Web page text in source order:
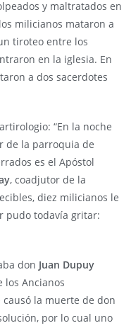
y maltratados en
milicianos mataron a
tiroteo entre los
en la iglesia. En
a dos sacerdotes
“En la noche
de la parroquia de
es el Apóstol
, coadjutor de la
diez milicianos le
pudo todavía gritar:
don Juan Dupuy
los Ancianos
la muerte de don
por lo cual uno